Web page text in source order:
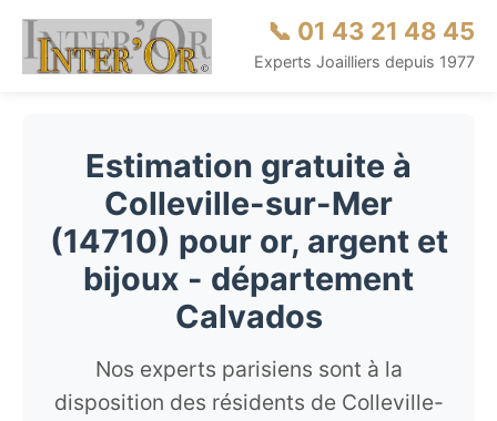
📞 01 43 21 48 45
Experts Joailliers depuis 1977
Estimation gratuite à
Colleville-sur-Mer
(14710) pour or, argent et
bijoux - département
Calvados
Nos experts parisiens sont à la
disposition des résidents de Colleville-